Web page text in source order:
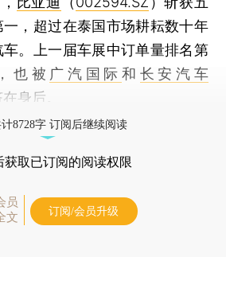
，超过在泰国市场耕耘数十年
。上一届车展中订单量排名第
也被 广汽国际 和 长安汽车
身后。
8728字 订阅后继续阅读
获取已订阅的阅读权限
员
文
订阅/会员升级